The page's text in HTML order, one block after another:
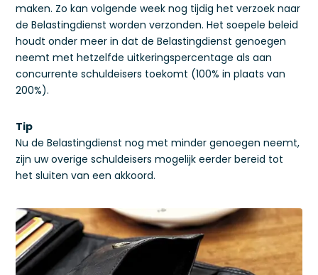
maken. Zo kan volgende week nog tijdig het verzoek naar
de Belastingdienst worden verzonden. Het soepele beleid
houdt onder meer in dat de Belastingdienst genoegen
neemt met hetzelfde uitkeringspercentage als aan
concurrente schuldeisers toekomt (100% in plaats van
200%).
Tip
Nu de Belastingdienst nog met minder genoegen neemt,
zijn uw overige schuldeisers mogelijk eerder bereid tot
het sluiten van een akkoord.